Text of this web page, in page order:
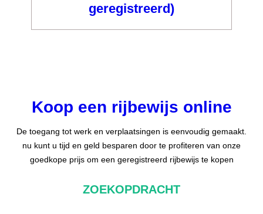
geregistreerd)
Koop een rijbewijs online
De toegang tot werk en verplaatsingen is eenvoudig gemaakt.
nu kunt u tijd en geld besparen door te profiteren van onze
goedkope prijs om een geregistreerd rijbewijs te kopen
ZOEKOPDRACHT